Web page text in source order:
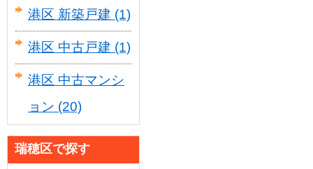
港区 新築戸建 (1)
港区 中古戸建 (1)
港区 中古マンシ
ョン (20)
瑞穂区で探す